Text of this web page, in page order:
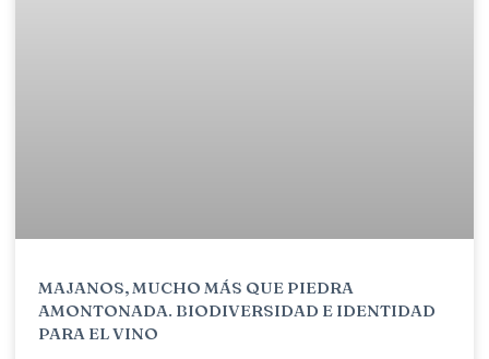
MAJANOS, MUCHO MÁS QUE PIEDRA
AMONTONADA. BIODIVERSIDAD E IDENTIDAD
PARA EL VINO